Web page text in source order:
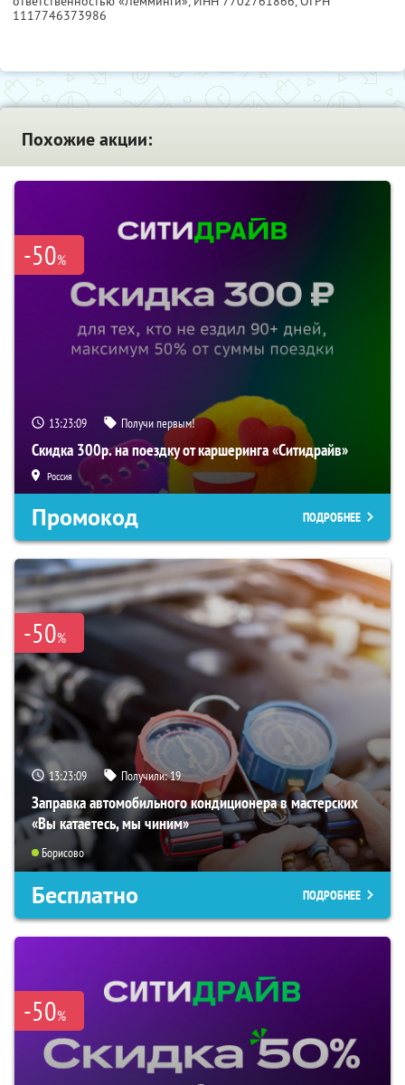
1117746373986
Похожие акции:
-50%
13:23:08 Получи первым!
Скидка 300р. на поездку от каршеринга «Ситидрайв»
Россия
Промокод ПОДРОБНЕЕ
-50%
13:23:08 Получили:19
Заправка автомобильного кондиционера в мастерских
«Вы катаетесь, мы чиним»
Борисово
Бесплатно ПОДРОБНЕЕ
-50%